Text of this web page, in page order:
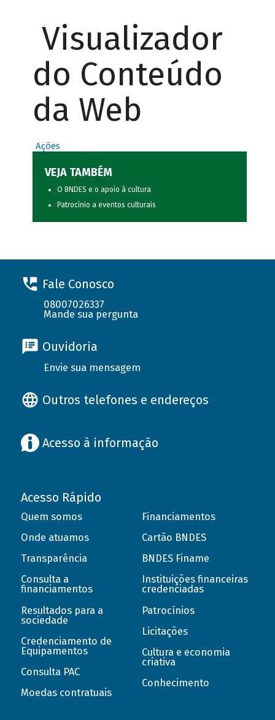
Visualizador
do Conteúdo
da Web
Ações
VEJA TAMBÉM
O BNDES e o apoio à cultura
Patrocínio a eventos culturais
Fale Conosco
08007026337
Mande sua pergunta
Ouvidoria
Envie sua mensagem
Outros telefones e endereços
Acesso à informação
Acesso Rápido
Quem somos
Onde atuamos
Transparência
Consulta a
financiamentos
Resultados para a
sociedade
Credenciamento de
Equipamentos
Consulta PAC
Moedas contratuais
Financiamentos
Cartão BNDES
BNDES Finame
Instituições financeiras
credenciadas
Patrocínios
Licitações
Cultura e economia
criativa
Conhecimento